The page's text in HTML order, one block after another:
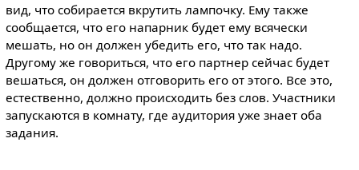
вид, что собирается вкрутить лампочку. Ему также
сообщается, что его напарник будет ему всячески
мешать, но он должен убедить его, что так надо.
Другому же говориться, что его партнер сейчас будет
вешаться, он должен отговорить его от этого. Все это,
естественно, должно происходить без слов. Участники
запускаются в комнату, где аудитория уже знает оба
задания.